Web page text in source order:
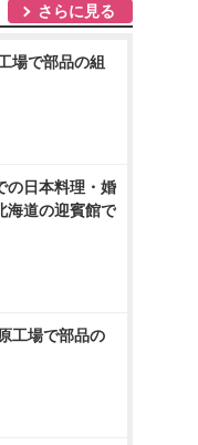
さらに見る
場で部品の組
の日本料理・婚
海道の迎賓館で
工場で部品の